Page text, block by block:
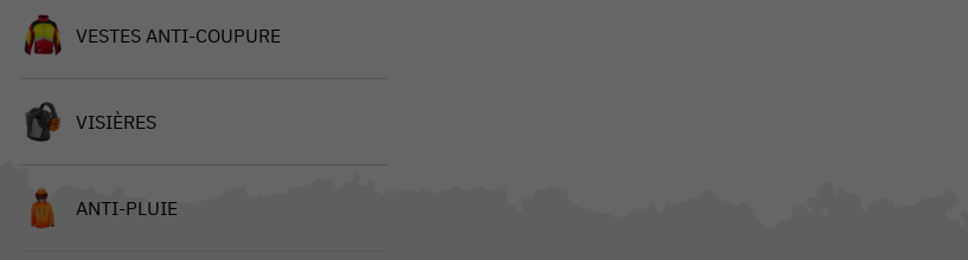
VESTES ANTI-COUPURE
VISIÈRES
ANTI-PLUIE